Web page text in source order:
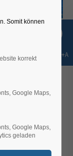
schier
Inseln und
Somit können
korrekt
Google Maps,
Google Maps,
geladen
Shift+Alt+A